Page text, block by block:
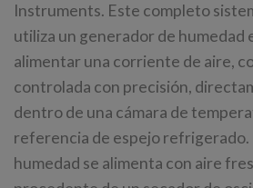
Instruments. Este completo
utiliza un generador de humedad
alimentar una corriente de aire,
controlada con precisión,
dentro de una cámara de
referencia de espejo refrigerado.
humedad se alimenta con aire